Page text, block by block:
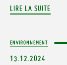
LIRE LA SUITE
ENVIRONNEMENT
13.12.2024